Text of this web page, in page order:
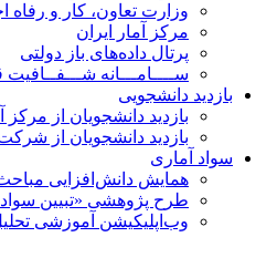
وزارت تعاون، کار و رفاه
مرکز آمار ایران
پرتال داده‌های باز دولتی
ســــامـــانه
بازدید دانشجویی
بازدید دانشجویان از مرکز
بازدید دانشجویان از
سواد آماری
همایش دانش‌افزایی
طرح پژوهشی «تبیین سواد
وب‌اپلیکیشن آموزشی